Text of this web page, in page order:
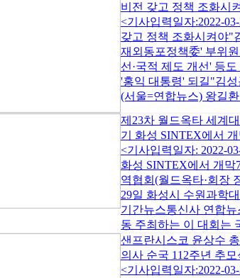
비전 갖고 정책 조화시
<기사입력일자:2022-
갖고 정책 조화시켜야"
재외동포정책委' 부위
선·국적 제도 개선' 등
'홍익 대통령' 되길"김
(서울=연합뉴스) 왕길환
제23차 월드옥타 세계
기 화성 SINTEX에서
<기사입력일자: 2022-
화성 SINTEX에서 개막
역협회(월드옥타·회장
29일 화성시 수원과학
기간뉴스통신사 연합
동 주최하는 이 대회는
샌프란시스코 윤상수
의사 순국 112주년 추모
<기사입력일자:2022-